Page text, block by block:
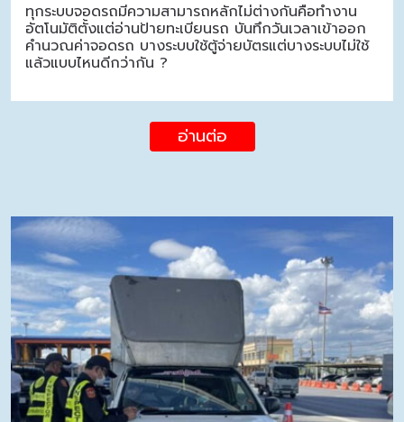
ทุกระบบจอดรถมีความสามารถหลักไม่ต่างกันคือทำงาน
อัตโนมัติตั้งแต่อ่านป้ายทะเบียนรถ บันทึกวันเวลาเข้าออก
คำนวณค่าจอดรถ บางระบบใช้ตู้จ่ายบัตรแต่บางระบบไม่ใช้
แล้วแบบไหนดีกว่ากัน ?
อ่านต่อ